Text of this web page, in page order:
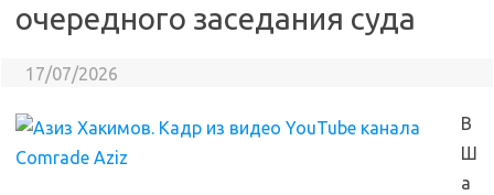
очередного заседания суда
17/07/2026
В
Ш
а